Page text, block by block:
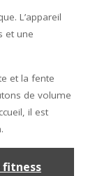
L’appareil
et une
et la fente
de volume
il est
fitness